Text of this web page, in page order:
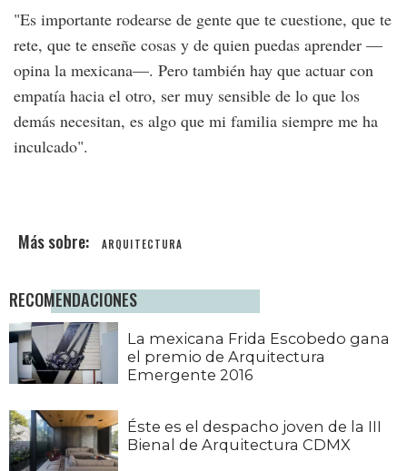
"Es importante rodearse de gente que te cuestione, que te
rete, que te enseñe cosas y de quien puedas aprender —
opina la mexicana—. Pero también hay que actuar con
empatía hacia el otro, ser muy sensible de lo que los
demás necesitan, es algo que mi familia siempre me ha
inculcado".
ARQUITECTURA
RECOMENDACIONES
La mexicana Frida Escobedo gana
el premio de Arquitectura
Emergente 2016
Éste es el despacho joven de la III
Bienal de Arquitectura CDMX